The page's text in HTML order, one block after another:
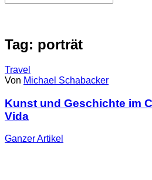
Tag: porträt
Travel
Von Michael Schabacker
Kunst und Geschichte im
Vida
GanzerArtikel